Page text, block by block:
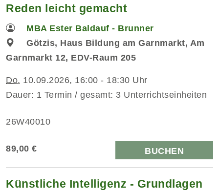
Reden leicht gemacht
MBA Ester Baldauf - Brunner
Götzis, Haus Bildung am Garnmarkt, Am
Garnmarkt 12, EDV-Raum 205
Do. 10.09.2026, 16:00 - 18:30 Uhr
Dauer: 1 Termin / gesamt: 3 Unterrichtseinheiten
26W40010
89,00 € BUCHEN
Künstliche Intelligenz - Grundlagen